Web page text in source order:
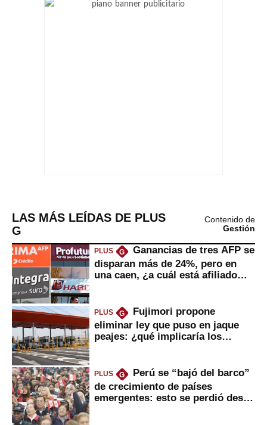
LAS MÁS LEÍDAS DE PLUS
G
Contenido de
Gestión
PLUS G
Ganancias de tres AFP se
disparan más de 24%, pero en
una caen, ¿a cuál está afiliado
PLUS G
Fujimori propone
eliminar ley que puso en jaque
peajes: ¿qué implicaría los
PLUS G
Perú se “bajó del barco”
de crecimiento de países
emergentes: esto se perdió desde